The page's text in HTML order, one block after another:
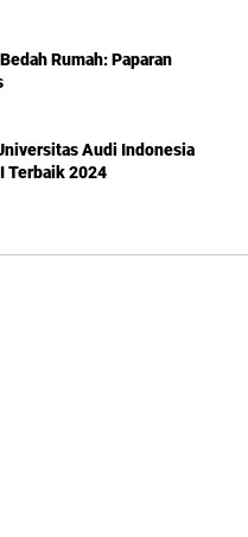
Rumah: Paparan
Audi Indonesia
Terbaik 2024